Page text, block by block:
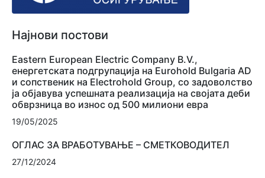
Најнови постови
Eastern European Electric Company B.V.,
енергетската подгрупација на Eurohold Bulgaria AD
и сопственик на Electrohold Group, со задоволство
ја објавува успешната реализација на својата деби
обврзница во износ од 500 милиони евра
19/05/2025
ОГЛАС ЗА ВРАБОТУВАЊЕ – СМЕТКОВОДИТЕЛ
27/12/2024